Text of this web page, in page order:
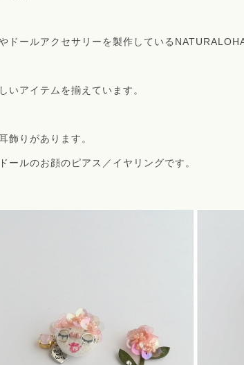
ドールアクセサリーを製作している
いアイテムを揃えています。
飾りがあります。
ールのお顔のピアス／イヤリングです。